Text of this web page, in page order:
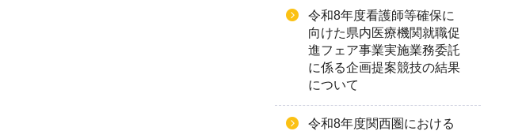
令和8年度看護師等確保に
向けた県内医療機関就職促
進フェア事業実施業務委託
に係る企画提案競技の結果
について
令和8年度関西圏における